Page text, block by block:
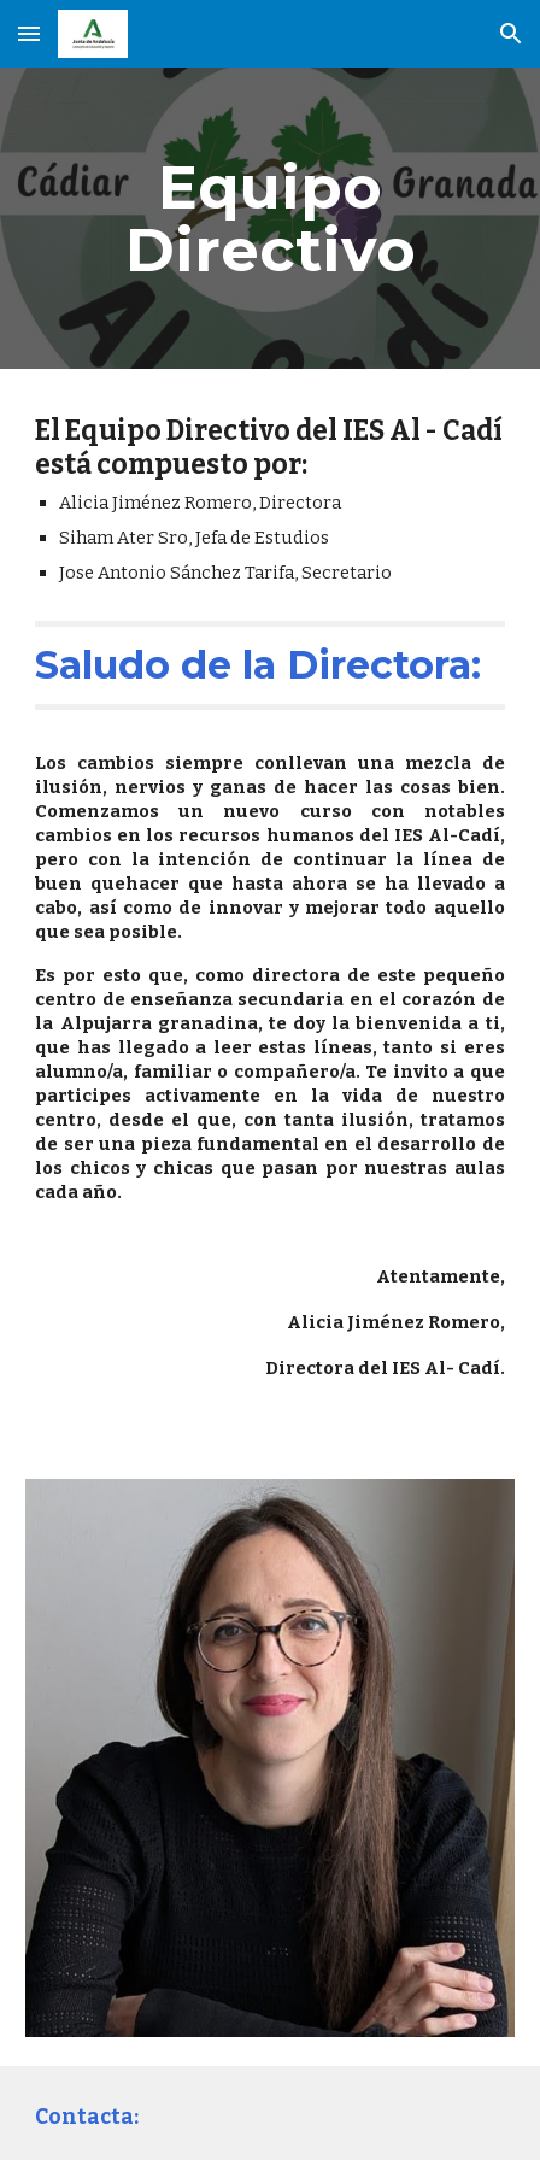
Skip to main content Skip to navigation
Equipo
Directivo
El Equipo Directivo del IES Al - Cadí
está compuesto por:
Alicia Jiménez Romero, Directora
Siham Ater Sro, Jefa de Estudios
Jose Antonio Sánchez Tarifa, Secretario
Saludo de la Directora:
Los cambios siempre conllevan una mezcla de
ilusión, nervios y ganas de hacer las cosas bien.
Comenzamos un nuevo curso con notables
cambios en los recursos humanos del IES Al-Cadí,
pero con la intención de continuar la línea de
buen quehacer que hasta ahora se ha llevado a
cabo, así como de innovar y mejorar todo aquello
que sea posible.
Es por esto que, como directora de este pequeño
centro de enseñanza secundaria en el corazón de
la Alpujarra granadina, te doy la bienvenida a ti,
que has llegado a leer estas líneas, tanto si eres
alumno/a, familiar o compañero/a. Te invito a que
participes activamente en la vida de nuestro
centro, desde el que, con tanta ilusión, tratamos
de ser una pieza fundamental en el desarrollo de
los chicos y chicas que pasan por nuestras aulas
cada año.
Atentamente,
Alicia Jiménez Romero,
Directora del IES Al- Cadí.
Contacta: